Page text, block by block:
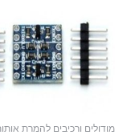
מודולים ורכיבים להמרת